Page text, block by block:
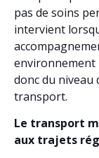
pas de soins
intervient
environnement
donc du niveau
transport.
Le transport
aux trajets